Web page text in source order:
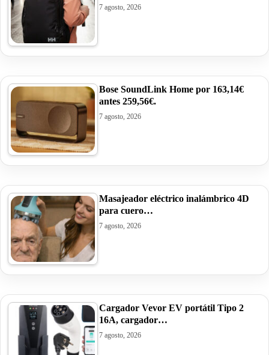
7 agosto, 2026
Bose SoundLink Home por 163,14€
antes 259,56€.
7 agosto, 2026
Masajeador eléctrico inalámbrico 4D
para cuero…
7 agosto, 2026
Cargador Vevor EV portátil Tipo 2
16A, cargador…
7 agosto, 2026